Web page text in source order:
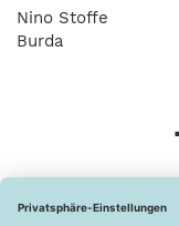
Nino Stoffe
Burda